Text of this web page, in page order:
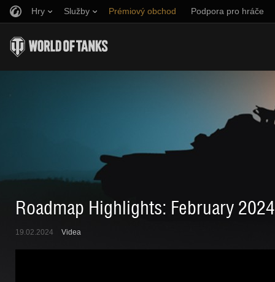
Hry Služby Prémiový obchod Podpora pro hráče
Hudba
Zásady poctivé hry
Wargaming.net Game Center
Naverbujte kamaráda
Discord
Roadmap Highlights: February 2024
19.02.2024 Videa